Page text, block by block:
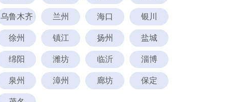
乌鲁木齐 兰州 海口 银川
徐州 镇江 扬州 盐城
绵阳 潍坊 临沂 淄博
泉州 漳州 廊坊 保定